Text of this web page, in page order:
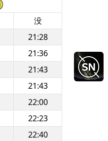
没
21:28
21:36
21:43
21:43
22:00
22:23
22:40